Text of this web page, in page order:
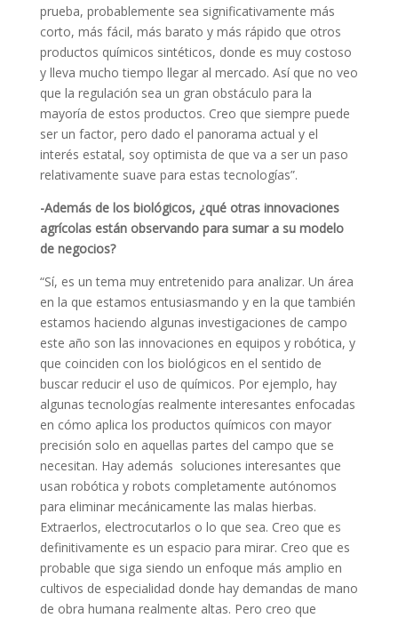
prueba, probablemente sea significativamente más
corto, más fácil, más barato y más rápido que otros
productos químicos sintéticos, donde es muy costoso
y lleva mucho tiempo llegar al mercado. Así que no veo
que la regulación sea un gran obstáculo para la
mayoría de estos productos. Creo que siempre puede
ser un factor, pero dado el panorama actual y el
interés estatal, soy optimista de que va a ser un paso
relativamente suave para estas tecnologías”.
-Además de los biológicos, ¿qué otras innovaciones
agrícolas están observando para sumar a su modelo
de negocios?
“Sí, es un tema muy entretenido para analizar. Un área
en la que estamos entusiasmando y en la que también
estamos haciendo algunas investigaciones de campo
este año son las innovaciones en equipos y robótica, y
que coinciden con los biológicos en el sentido de
buscar reducir el uso de químicos. Por ejemplo, hay
algunas tecnologías realmente interesantes enfocadas
en cómo aplica los productos químicos con mayor
precisión solo en aquellas partes del campo que se
necesitan. Hay además soluciones interesantes que
usan robótica y robots completamente autónomos
para eliminar mecánicamente las malas hierbas.
Extraerlos, electrocutarlos o lo que sea. Creo que es
definitivamente es un espacio para mirar. Creo que es
probable que siga siendo un enfoque más amplio en
cultivos de especialidad donde hay demandas de mano
de obra humana realmente altas. Pero creo que